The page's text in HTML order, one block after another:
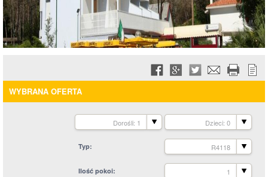
WYBRANA OFERTA
Dorośli: 1 Dzieci: 0
Typ R4118
Ilość pokoi 1